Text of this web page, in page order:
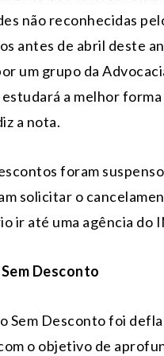
não reconhecidas
antes de abril deste
um grupo da
estudará a melhor
a nota.
foram
solicitar o
ir até uma agência do
Desconto
Sem Desconto foi
o objetivo de